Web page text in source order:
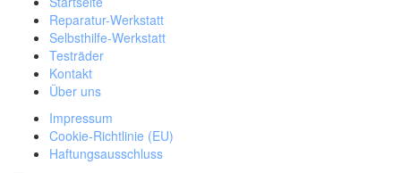
Reparatur-Werkstatt
Selbsthilfe-Werkstatt
Testräder
Kontakt
Über uns
Impressum
Cookie-Richtlinie (EU)
Haftungsausschluss